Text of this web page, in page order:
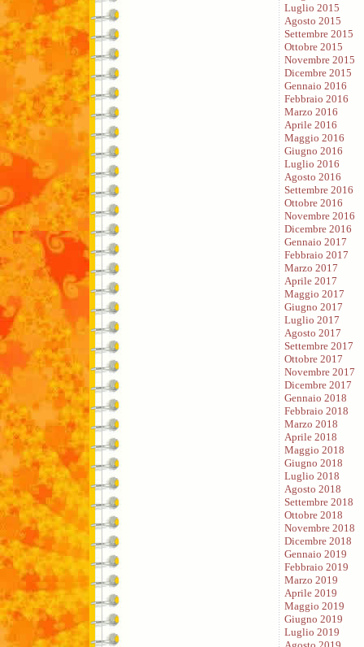
Luglio 2015
Agosto 2015
Settembre 2015
Ottobre 2015
Novembre 2015
Dicembre 2015
Gennaio 2016
Febbraio 2016
Marzo 2016
Aprile 2016
Maggio 2016
Giugno 2016
Luglio 2016
Agosto 2016
Settembre 2016
Ottobre 2016
Novembre 2016
Dicembre 2016
Gennaio 2017
Febbraio 2017
Marzo 2017
Aprile 2017
Maggio 2017
Giugno 2017
Luglio 2017
Agosto 2017
Settembre 2017
Ottobre 2017
Novembre 2017
Dicembre 2017
Gennaio 2018
Febbraio 2018
Marzo 2018
Aprile 2018
Maggio 2018
Giugno 2018
Luglio 2018
Agosto 2018
Settembre 2018
Ottobre 2018
Novembre 2018
Dicembre 2018
Gennaio 2019
Febbraio 2019
Marzo 2019
Aprile 2019
Maggio 2019
Giugno 2019
Luglio 2019